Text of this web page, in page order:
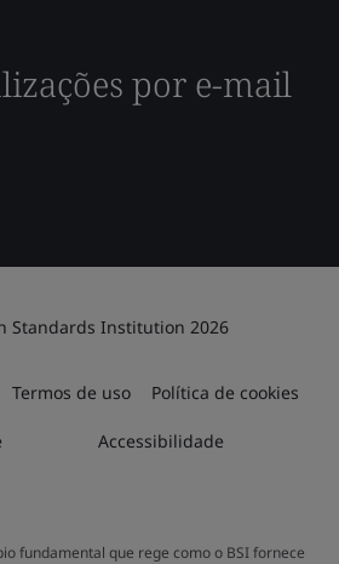
por e-mail
Standards Institution 2026
Termos de uso Política de cookies
Accessibilidade
fundamental que rege como o BSI fornece